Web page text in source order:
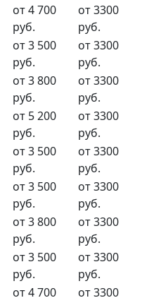
от 4 700
руб.
от 3300
руб.
от 3 500
руб.
от 3300
руб.
от 3 800
руб.
от 3300
руб.
от 5 200
руб.
от 3300
руб.
от 3 500
руб.
от 3300
руб.
от 3 500
руб.
от 3300
руб.
от 3 800
руб.
от 3300
руб.
от 3 500
руб.
от 3300
руб.
от 4 700
от 3300